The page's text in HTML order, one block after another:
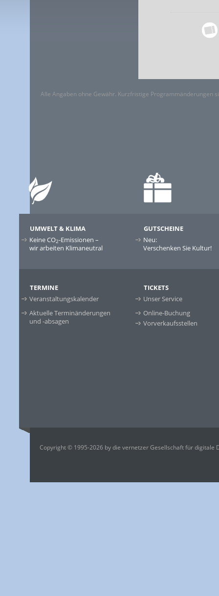
Alle Angaben ohne Gewähr. Kurzfristige Programmänderungen
UMWELT & KLIMA
Keine CO2-Emissionen –
wir arbeiten Klimaneutral
GUTSCHEINE
Neu:
Verschenken Sie Kultur!
TERMINE
Veranstaltungskalender
Aktuelle Terminänderungen
und -absagen
TICKETS
Unser Service
Online-Buchung
Vorverkaufsstellen
Copyright © 1995-2026 by die vernetzer Gesellschaft für digitale